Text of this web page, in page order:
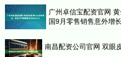
广州卓信宝配资官网
国9月零售销售意外增
南昌配资公司官网 双眼